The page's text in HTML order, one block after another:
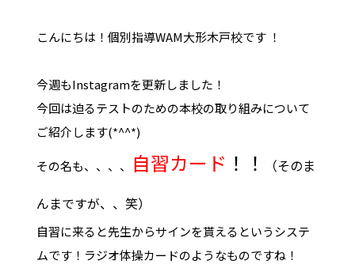
こんにちは！個別指導WAM大形木戸校です ！
今週もInstagramを更新しました！
今回は迫るテストのための本校の取り組みについて
ご紹介します(*^^*)
その名も、、、、 自習カード ！！
（そのま
んまですが、、笑）
自習に来ると先生からサインを貰えるというシステ
ムです！ラジオ体操カードのようなものですね！